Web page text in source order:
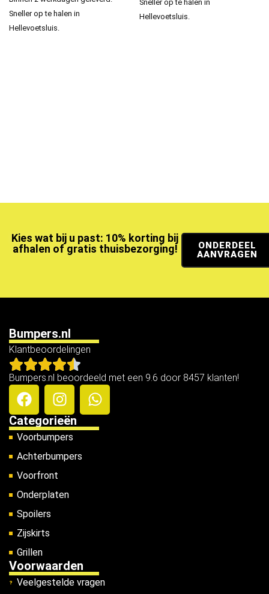
Sneller op te halen in
Hellevoetsluis.
Sneller op te halen in
Hellevoetsluis.
Kies wat bij u past: 10% korting bij
afhalen of gratis thuisbezorging!
ONDERDEEL
AANVRAGEN
Bumpers.nl
Klantbeoordelingen
Bumpers.nl beoordeeld met een 9.6 door 8457 klanten!
Categorieën
Voorbumpers
Achterbumpers
Voorfront
Onderplaten
Spoilers
Zijskirts
Grillen
Voorwaarden
Veelgestelde vragen